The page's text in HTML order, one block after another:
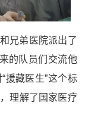
兄弟医院派出了
的队员们交流他
援藏医生”这个标
理解了国家医疗